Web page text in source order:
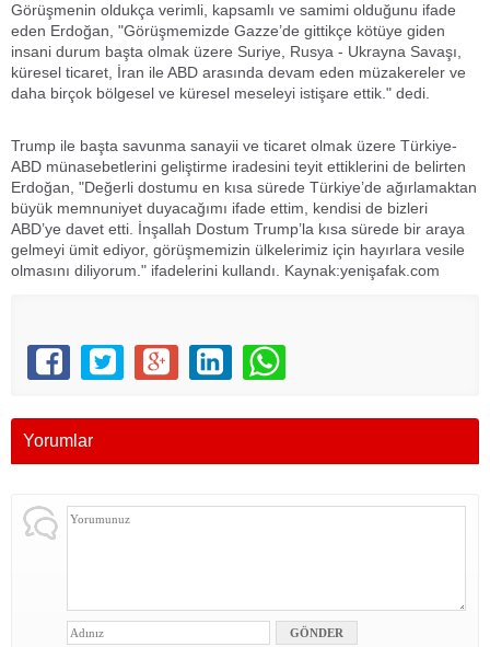
Görüşmenin oldukça verimli, kapsamlı ve samimi olduğunu ifade
eden Erdoğan, "Görüşmemizde Gazze’de gittikçe kötüye giden
insani durum başta olmak üzere Suriye, Rusya - Ukrayna Savaşı,
küresel ticaret, İran ile ABD arasında devam eden müzakereler ve
daha birçok bölgesel ve küresel meseleyi istişare ettik." dedi.
Trump ile başta savunma sanayii ve ticaret olmak üzere Türkiye-
ABD münasebetlerini geliştirme iradesini teyit ettiklerini de belirten
Erdoğan, "Değerli dostumu en kısa sürede Türkiye’de ağırlamaktan
büyük memnuniyet duyacağımı ifade ettim, kendisi de bizleri
ABD’ye davet etti. İnşallah Dostum Trump’la kısa sürede bir araya
gelmeyi ümit ediyor, görüşmemizin ülkelerimiz için hayırlara vesile
olmasını diliyorum." ifadelerini kullandı. Kaynak:yenişafak.com
Yorumlar